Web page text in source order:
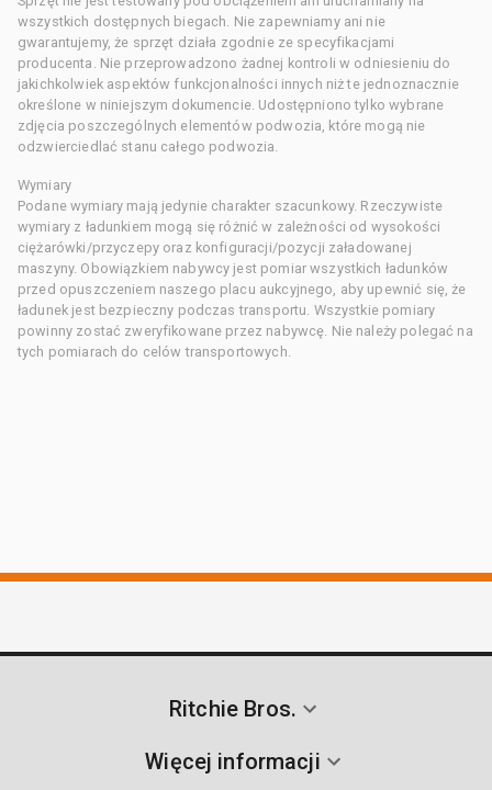
wszystkich dostępnych biegach. Nie zapewniamy ani nie
gwarantujemy, że sprzęt działa zgodnie ze specyfikacjami
producenta. Nie przeprowadzono żadnej kontroli w odniesieniu do
jakichkolwiek aspektów funkcjonalności innych niż te jednoznacznie
określone w niniejszym dokumencie. Udostępniono tylko wybrane
zdjęcia poszczególnych elementów podwozia, które mogą nie
odzwierciedlać stanu całego podwozia.
Wymiary
Podane wymiary mają jedynie charakter szacunkowy. Rzeczywiste
wymiary z ładunkiem mogą się różnić w zależności od wysokości
ciężarówki/przyczepy oraz konfiguracji/pozycji załadowanej
maszyny. Obowiązkiem nabywcy jest pomiar wszystkich ładunków
przed opuszczeniem naszego placu aukcyjnego, aby upewnić się, że
ładunek jest bezpieczny podczas transportu. Wszystkie pomiary
powinny zostać zweryfikowane przez nabywcę. Nie należy polegać na
tych pomiarach do celów transportowych.
Ritchie Bros.
Więcej informacji